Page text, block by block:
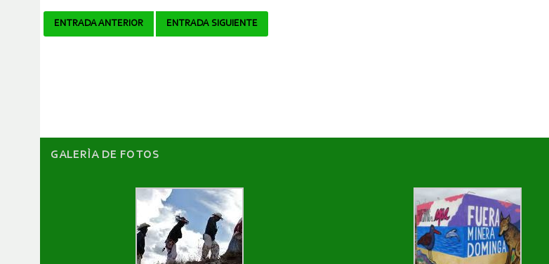
Navegador
ENTRADA ANTERIOR ENTRADA SIGUIENTE
GALERÌA DE FOTOS